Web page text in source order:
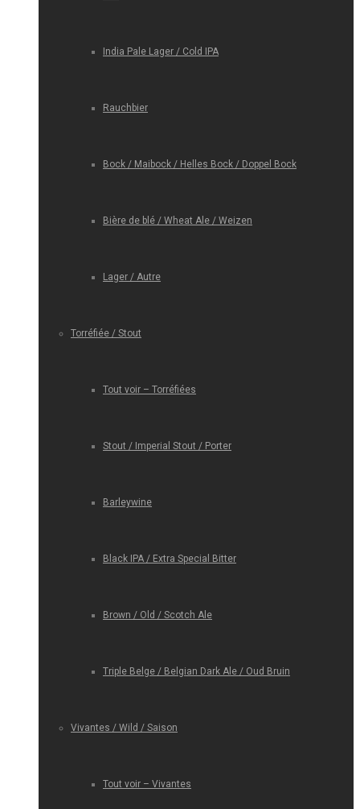
India Pale Lager / Cold IPA
Rauchbier
Bock / Maibock / Helles Bock / Doppel Bock
Bière de blé / Wheat Ale / Weizen
Lager / Autre
Torréfiée / Stout
Tout voir – Torréfiées
Stout / Imperial Stout / Porter
Barleywine
Black IPA / Extra Special Bitter
Brown / Old / Scotch Ale
Triple Belge / Belgian Dark Ale / Oud Bruin
Vivantes / Wild / Saison
Tout voir – Vivantes